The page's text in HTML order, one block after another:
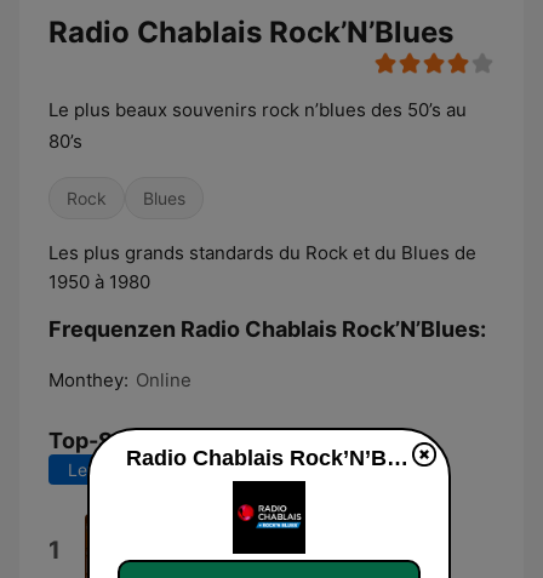
Radio Chablais Rock’N’Blues
Le plus beaux souvenirs rock n’blues des 50’s au
80’s
Rock Blues
Les plus grands standards du Rock et du Blues de
1950 à 1980
Frequenzen Radio Chablais Rock’N’Blues:
Monthey: Online
Top-Songs
Letzte 7 Tage Letzte 30 Tage
1 Sonny Terry & Brownie McGhee
Radio Chablais Rock’N’Blues live